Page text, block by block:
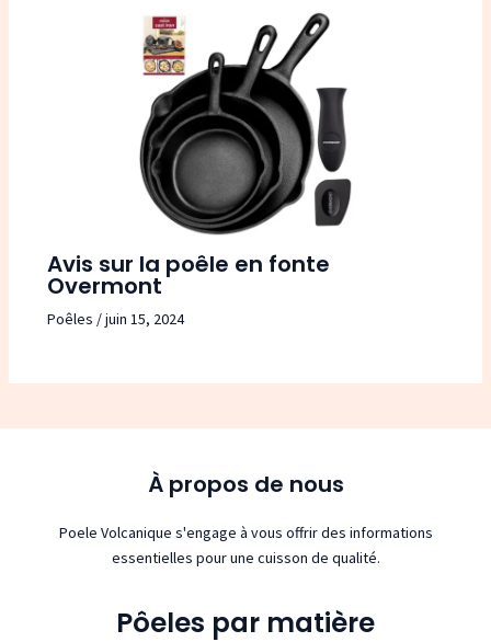
Avis sur la poêle en fonte
Overmont
Poêles /juin 15, 2024
À propos de nous
Poele Volcanique s'engage à vous offrir des informations
essentielles pour une cuisson de qualité.
Pôeles par matière